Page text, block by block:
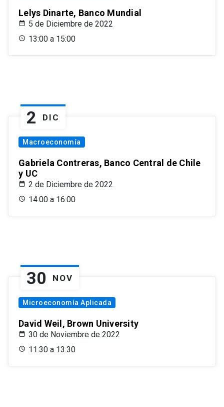
Lelys Dinarte, Banco Mundial
5 de Diciembre de 2022
13:00 a 15:00
2 DIC
Macroeconomía
Gabriela Contreras, Banco Central de Chile
y UC
2 de Diciembre de 2022
14:00 a 16:00
30 NOV
Microeconomía Aplicada
David Weil, Brown University
30 de Noviembre de 2022
11:30 a 13:30